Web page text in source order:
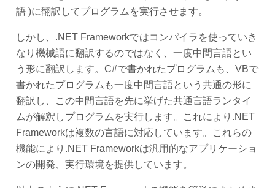
語 )に翻訳してプログラムを実行させます。
しかし、.NET Frameworkではコンパイラを使っていき
なり機械語に翻訳するのではなく、一度中間言語とい
う形に翻訳します。C#で書かれたプログラムも、VBで
書かれたプログラムも一度中間言語という共通の形に
翻訳し、この中間言語を先に挙げた共通言語ランタイ
ムが解釈しプログラムを実行します。これにより.NET
Frameworkは複数の言語に対応しています。これらの
機能により.NET Frameworkは汎用的なアプリケーショ
ンの開発、実行環境を提供しています。